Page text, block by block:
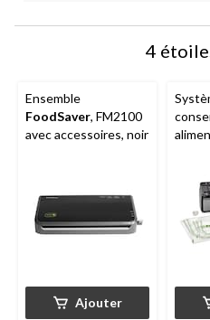
4
Ensemble
FoodSaver, FM2100
avec accessoires, noir
Ajouter